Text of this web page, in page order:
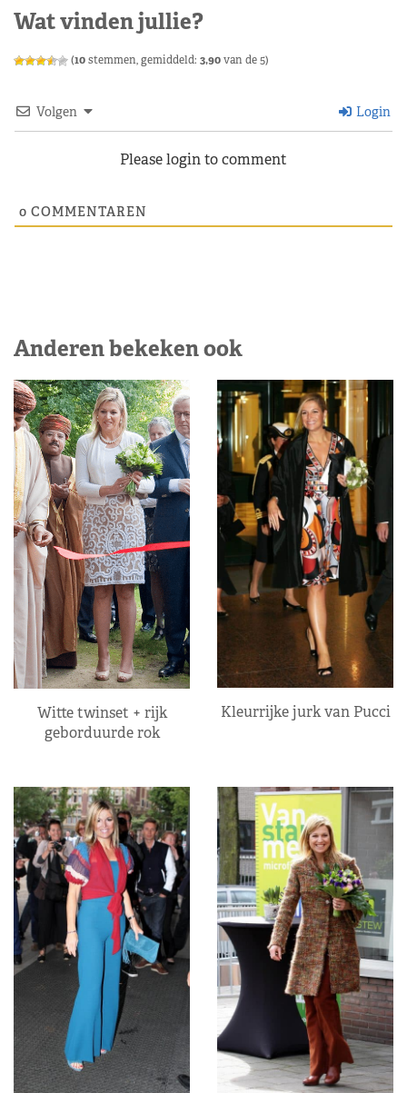
Wat vinden jullie?
(10stemmen, gemiddeld: 3,90van de 5)
Volgen Login
Please login to comment
0 COMMENTAREN
Anderen bekeken ook
Witte twinset + rijk
geborduurde rok
Kleurrijke jurk van Pucci